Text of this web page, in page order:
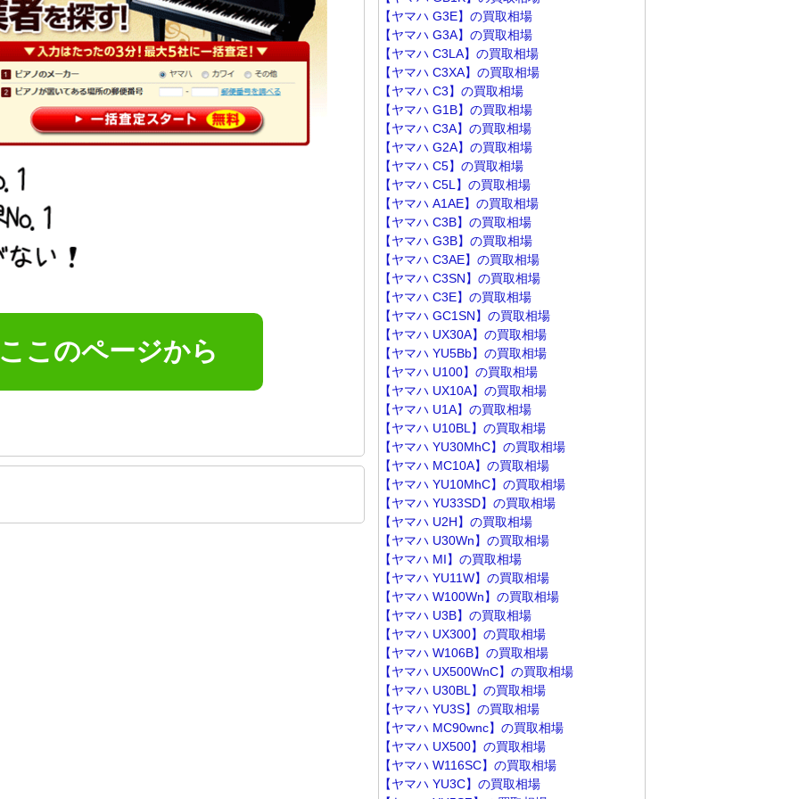
このページから
【ヤマハ G3E】の買取相場
【ヤマハ G3A】の買取相場
【ヤマハ C3LA】の買取相場
【ヤマハ C3XA】の買取相場
【ヤマハ C3】の買取相場
【ヤマハ G1B】の買取相場
【ヤマハ C3A】の買取相場
【ヤマハ G2A】の買取相場
【ヤマハ C5】の買取相場
【ヤマハ C5L】の買取相場
【ヤマハ A1AE】の買取相場
【ヤマハ C3B】の買取相場
【ヤマハ G3B】の買取相場
【ヤマハ C3AE】の買取相場
【ヤマハ C3SN】の買取相場
【ヤマハ C3E】の買取相場
【ヤマハ GC1SN】の買取相場
【ヤマハ UX30A】の買取相場
【ヤマハ YU5Bb】の買取相場
【ヤマハ U100】の買取相場
【ヤマハ UX10A】の買取相場
【ヤマハ U1A】の買取相場
【ヤマハ U10BL】の買取相場
【ヤマハ YU30MhC】の買取相場
【ヤマハ MC10A】の買取相場
【ヤマハ YU10MhC】の買取相場
【ヤマハ YU33SD】の買取相場
【ヤマハ U2H】の買取相場
【ヤマハ U30Wn】の買取相場
【ヤマハ MI】の買取相場
【ヤマハ YU11W】の買取相場
【ヤマハ W100Wn】の買取相場
【ヤマハ U3B】の買取相場
【ヤマハ UX300】の買取相場
【ヤマハ W106B】の買取相場
【ヤマハ UX500WnC】の買取相場
【ヤマハ U30BL】の買取相場
【ヤマハ YU3S】の買取相場
【ヤマハ MC90wnc】の買取相場
【ヤマハ UX500】の買取相場
【ヤマハ W116SC】の買取相場
【ヤマハ YU3C】の買取相場